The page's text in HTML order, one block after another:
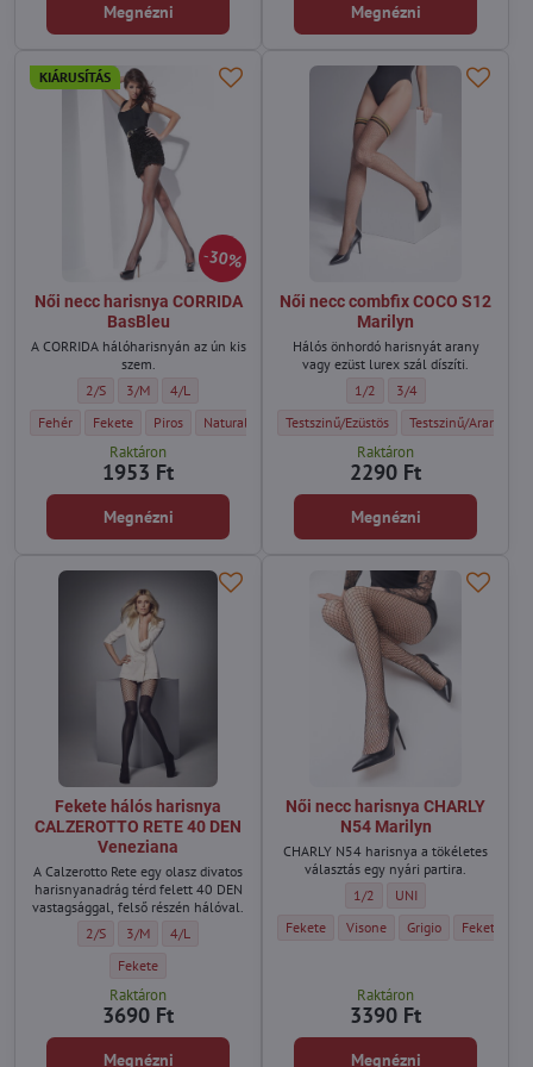
Megnézni Megnézni
30%
KIÁRUSÍTÁS
Női necc harisnya CORRIDA
BasBleu
A CORRIDA hálóharisnyán az ún kis
szem.
Női necc harisnya CORRIDA BasBleu - Méret:
2/S Női necc harisnya CORRIDA BasBleu - Méret:
3/M Női necc harisnya CORRIDA BasBleu - Méret:
4/L
Női necc harisnya CORRIDA BasBleu - Szín:
Fehér Női necc harisnya CORRIDA BasBleu - Szín:
Fekete Női necc harisnya CORRIDA BasBleu - Szín:
Piros Női necc harisnya CORRIDA BasBleu - Szín:
Natural/világos testszínű Női necc harisnya
Sőtet testszínű
Raktáron
1953 Ft
Megnézni
Női necc combfix COCO S12
Marilyn
Hálós önhordó harisnyát arany
vagy ezüst lurex szál díszíti.
Női necc combfix COCO S12
1/2 Női necc combfix
3/4
Női necc combfix COCO S12 Marilyn -
Testszinű/Ezüstös Női necc combfix
Testszinű/Arany
Raktáron
2290 Ft
Megnézni
Fekete hálós harisnya
CALZEROTTO RETE 40 DEN
Veneziana
A Calzerotto Rete egy olasz divatos
harisnyanadrág térd felett 40 DEN
vastagsággal, felső részén hálóval.
Fekete hálós harisnya CALZEROTTO RETE 40 DEN Veneziana - Méret:
2/S Fekete hálós harisnya CALZEROTTO RETE 40 DEN Veneziana -
3/M Fekete hálós harisnya CALZEROTTO RETE 40 DEN
4/L
Fekete hálós harisnya CALZEROTTO RETE 40 DEN Veneziana - Szín:
Fekete
Raktáron
3690 Ft
Megnézni
Női necc harisnya CHARLY
N54 Marilyn
CHARLY N54 harisnya a tökéletes
választás egy nyári partira.
Női necc harisnya CHARLY
1/2 Női necc harisnya
UNI
Női necc harisnya CHARLY N54 Marilyn -
Fekete Női necc harisnya CHARLY
Visone Női necc harisnya
Grigio Női necc
Fekete/
Raktáron
3390 Ft
Megnézni